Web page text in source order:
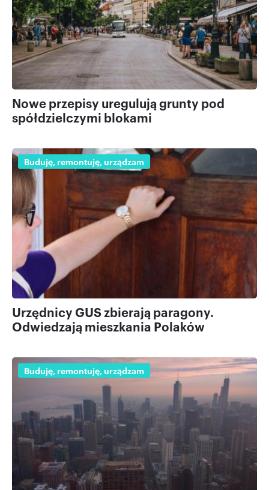
Nowe przepisy uregulują grunty pod
spółdzielczymi blokami
Buduję, remontuję, urządzam
Urzędnicy GUS zbierają paragony.
Odwiedzają mieszkania Polaków
Buduję, remontuję, urządzam